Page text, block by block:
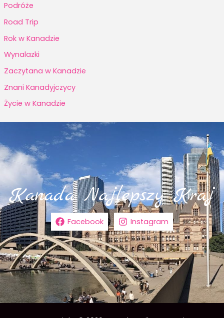
Podróże
Road Trip
Rok w Kanadzie
Wynalazki
Zaczytana w Kanadzie
Znani Kanadyjczycy
Życie w Kanadzie
Facebook Instagram